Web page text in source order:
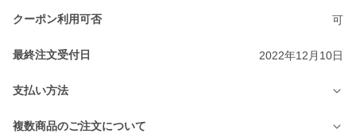
クーポン利用可否 可
最終注文受付日 2022年12月10日
支払い方法
複数商品のご注文について